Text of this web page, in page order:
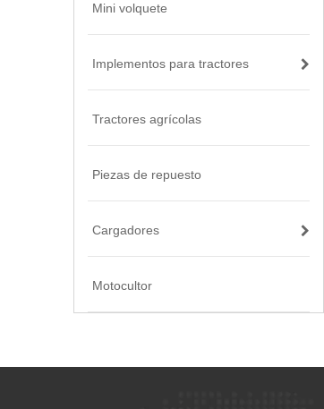
Mini volquete
Implementos para tractores
Tractores agrícolas
Piezas de repuesto
Cargadores
Motocultor